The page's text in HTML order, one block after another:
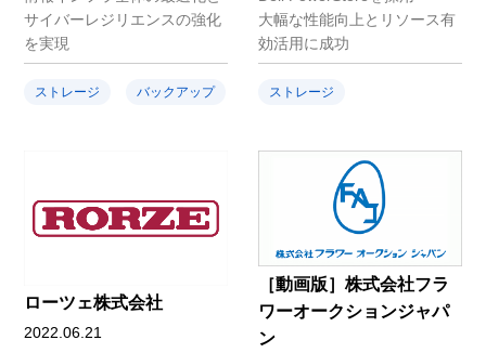
サイバーレジリエンスの強化
を実現
ストレージ バックアップ
大幅な性能向上とリソース有
効活用に成功
ストレージ
ローツェ株式会社
2022.06.21
［動画版］株式会社フラ
ワーオークションジャパ
ン